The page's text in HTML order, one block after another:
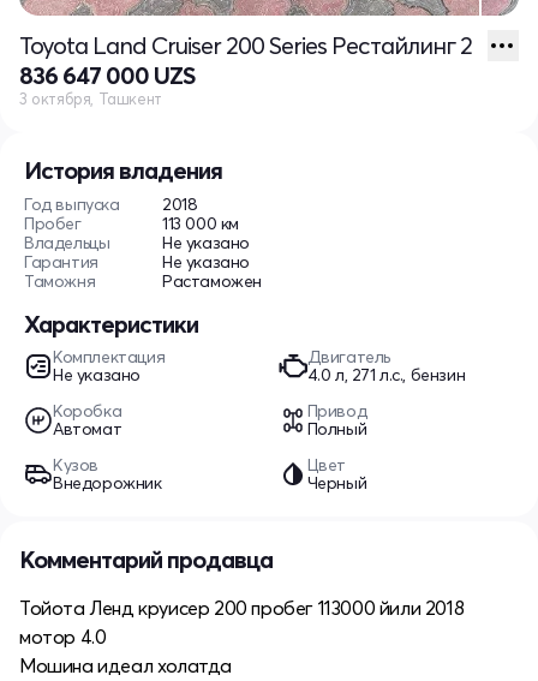
История владения
Год выпуска
2018
Пробег
113 000 км
Владельцы
Не указано
Гарантия
Не указано
Таможня
Растаможен
Характеристики
Комплектация
Не указано
Двигатель
4.0 л, 271 л.с., бензин
Коробка
Автомат
Привод
Полный
Кузов
Внедорожник
Цвет
Черный
Toyota Land Cruiser 200 Series Рестайлинг 2
836 647 000 UZS
3 октября, Ташкент
Комментарий продавца
Тойота Ленд круисер 200 пробег 113000 йили 2018
мотор 4.0
Мошина идеал холатда